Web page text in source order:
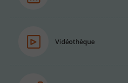
Vidéothèque